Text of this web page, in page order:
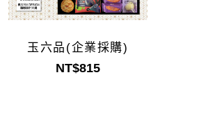
玉六品(企業採購)
NT$815